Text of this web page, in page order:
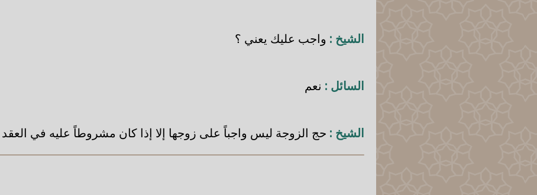
الشيخ : واجب عليك يعني ؟
السائل : نعم
الشيخ : حج الزوجة ليس واجباً على زوجها إلا إذا كان مشروطاً عليه في العقد